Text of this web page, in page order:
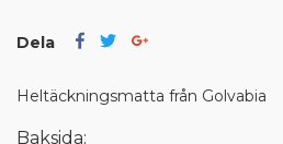
Dela
Heltäckningsmatta från Golvabia
Baksida: